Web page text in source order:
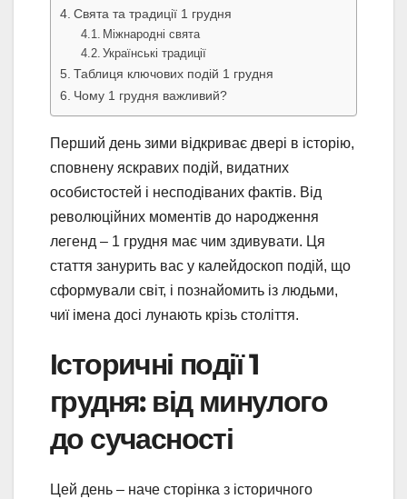
Свята та традиції 1 грудня
Міжнародні свята
Українські традиції
Таблиця ключових подій 1 грудня
Чому 1 грудня важливий?
Перший день зими відкриває двері в історію,
сповнену яскравих подій, видатних
особистостей і несподіваних фактів. Від
революційних моментів до народження
легенд – 1 грудня має чим здивувати. Ця
стаття занурить вас у калейдоскоп подій, що
сформували світ, і познайомить із людьми,
чиї імена досі лунають крізь століття.
Історичні події 1
грудня: від минулого
до сучасності
Цей день – наче сторінка з історичного